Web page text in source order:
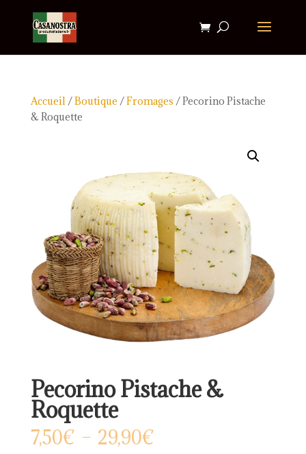
Accueil/Boutique /Fromages / Pecorino Pistache
& Roquette
Pecorino Pistache &
Roquette
7,50€ – 29,90€Plage